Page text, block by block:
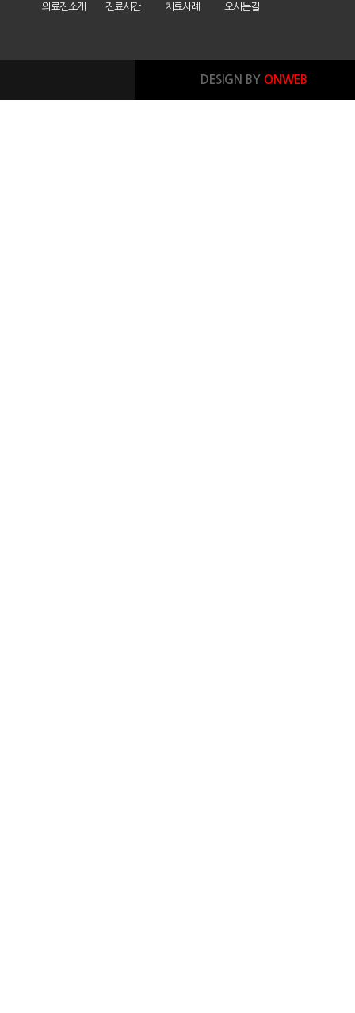
의료진소개 진료시간 치료사례 오시는길
DESIGN BY ONWEB